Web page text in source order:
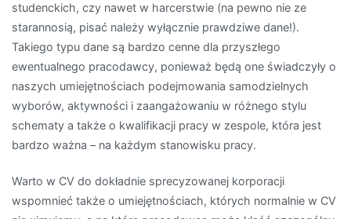
studenckich, czy nawet w harcerstwie (na pewno nie ze
starannosią, pisać należy wyłącznie prawdziwe dane!).
Takiego typu dane są bardzo cenne dla przyszłego
ewentualnego pracodawcy, ponieważ będą one świadczyły o
naszych umiejętnościach podejmowania samodzielnych
wyborów, aktywności i zaangażowaniu w różnego stylu
schematy a także o kwalifikacji pracy w zespole, która jest
bardzo ważna – na każdym stanowisku pracy.
Warto w CV do dokładnie sprecyzowanej korporacji
wspomnieć także o umiejętnościach, których normalnie w CV